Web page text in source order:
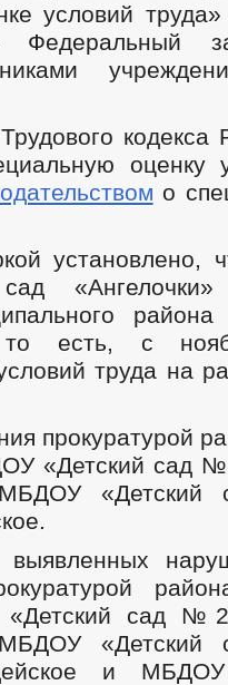
условий
кодекса
оценку
о
установлено,
то есть, с
труда на
прокуратурой
«Детский сад
«Детский
«Детский сад
«Детский
и